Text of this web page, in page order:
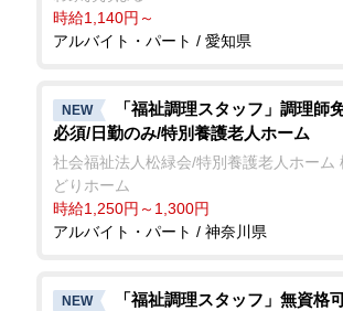
時給1,140円～
アルバイト・パート / 愛知県
NEW
「福祉調理スタッフ」調理師
必須/日勤のみ/特別養護老人ホーム
社会福祉法人松緑会/特別養護老人ホーム
どりホーム
時給1,250円～1,300円
アルバイト・パート / 神奈川県
NEW
「福祉調理スタッフ」無資格